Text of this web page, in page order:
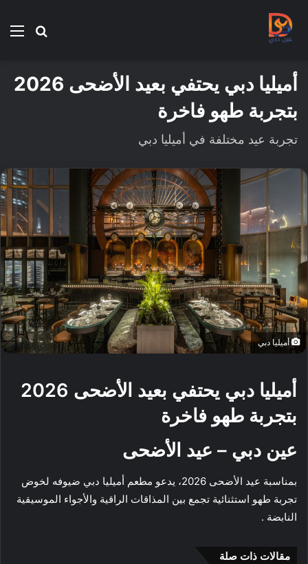
بحث
أميليا دبي يحتفي بعيد الأضحى 2026
بتجربة طهو فاخرة
تجربة عيد مختلفة في أميليا دبي
أميليا دبي
أميليا دبي يحتفي بعيد الأضحى 2026
بتجربة طهو فاخرة
عين دبي – عيد الأضحى
بمناسبة عيد الأضحى 2026، يدعو مطعم أميليا دبي ضيوفه لخوض
تجربة طهو استثنائية تجمع بين المذاقات الراقية والأجواء الموسيقية
النابضة .
مقالات ذات صلة